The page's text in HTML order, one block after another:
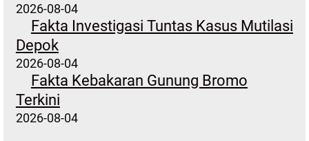
2026-08-04
Fakta Investigasi Tuntas Kasus Mutilasi
Depok
2026-08-04
Fakta Kebakaran Gunung Bromo
Terkini
2026-08-04